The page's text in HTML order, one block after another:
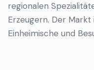
regionalen
Erzeugern. Der
Einheimische und